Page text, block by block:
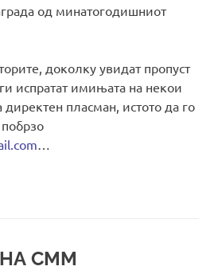
од минатогодишниот
доколку увидат пропуст
испратат имињата на некои
пласман, истото да го
СММ